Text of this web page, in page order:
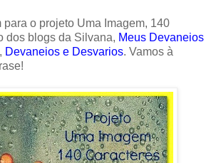
para o projeto Uma Imagem, 140
dos blogs da Silvana, Meus Devaneios
Devaneios e Desvarios. Vamos à